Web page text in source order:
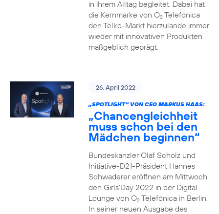
in ihrem Alltag begleitet. Dabei hat
die Kernmarke von O2Telefónica
den Telko-Markt hierzulande immer
wieder mit innovativen Produkten
maßgeblich geprägt.
26. April 2022
„SPOTLIGHT“ VON CEO MARKUS HAAS:
„Chancengleichheit
muss schon bei den
Mädchen beginnen“
Bundeskanzler Olaf Scholz und
Initiative-D21-Präsident Hannes
Schwaderer eröffnen am Mittwoch
den Girls‘Day 2022 in der Digital
Lounge von O2Telefónica in Berlin.
In seiner neuen Ausgabe des